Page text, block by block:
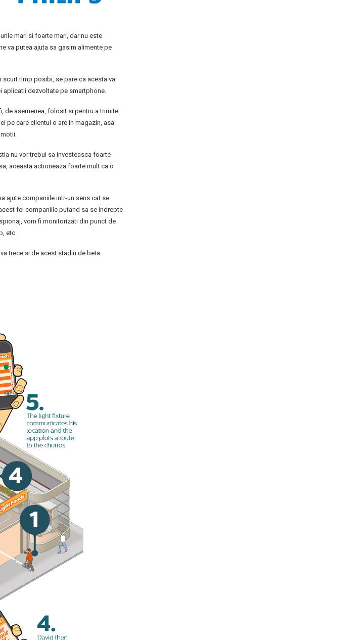
mari si foarte mari, dar nu este
va putea ajuta sa gasim alimente pe
scurt timp posibi, se pare ca acesta va
aplicatii dezvoltate pe smartphone.
de asemenea, folosit si pentru a trimite
pe care clientul o are in magazin, asa
nu vor trebui sa investeasca foarte
aceasta actioneaza foarte mult ca o
ajute companiile intr-un sens cat se
fel companiile putand sa se indrepte
vom fi monitorizati din punct de
etc.
trece si de acest stadiu de beta.